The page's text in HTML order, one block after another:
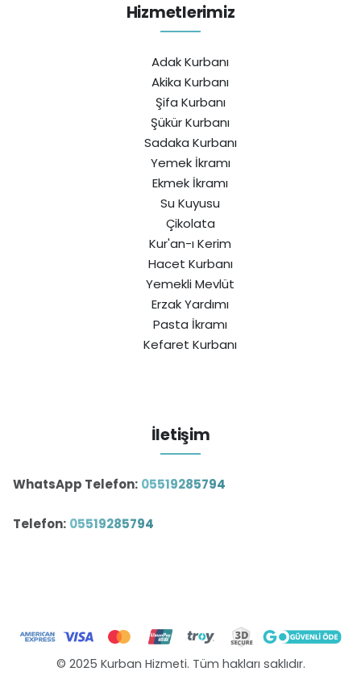
Hizmetlerimiz
Adak Kurbanı
Akika Kurbanı
Şifa Kurbanı
Şükür Kurbanı
Sadaka Kurbanı
Yemek İkramı
Ekmek İkramı
Su Kuyusu
Çikolata
Kur'an-ı Kerim
Hacet Kurbanı
Yemekli Mevlüt
Erzak Yardımı
Pasta İkramı
Kefaret Kurbanı
İletişim
WhatsApp Telefon: 05519285794
Telefon: 05519285794
© 2025 Kurban Hizmeti. Tüm hakları saklıdır.